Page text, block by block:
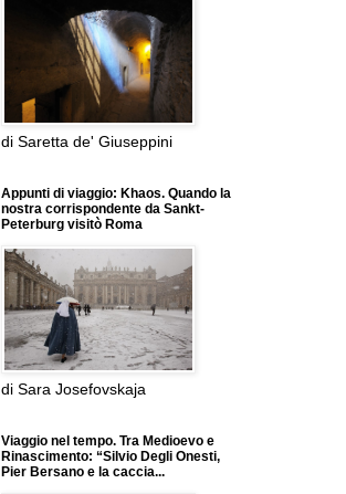
di Saretta de' Giuseppini
Appunti di viaggio: Khaos. Quando la
nostra corrispondente da Sankt-
Peterburg visitò Roma
di Sara Josefovskaja
Viaggio nel tempo. Tra Medioevo e
Rinascimento: “Silvio Degli Onesti,
Pier Bersano e la caccia...